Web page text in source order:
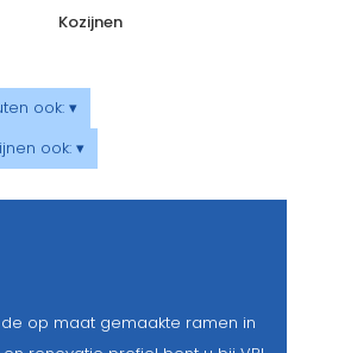
Kozijnen
ook: ▾
ook: ▾
op maat gemaakte ramen in